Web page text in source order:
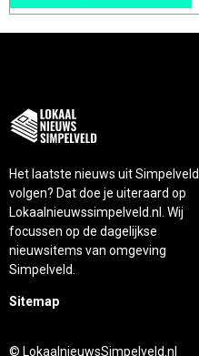
Het laatste nieuws uit Simpelveld
volgen? Dat doe je uiteraard op
Lokaalnieuwssimpelveld.nl. Wij
focussen op de dagelijkse
nieuwsitems van omgeving
Simpelveld.
Sitemap
© LokaalnieuwsSimpelveld.nl